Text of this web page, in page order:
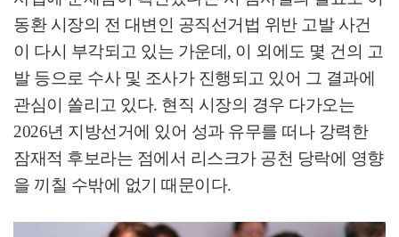
동환 시장의 전 대변인 공직선거법 위반 고발 사건
이 다시 부각되고 있는 가운데 , 이 외에도 몇 건의 고
발 등으로 수사 및 조사가 진행되고 있어 그 결과에
관심이 쏠리고 있다. 현직 시장의 경우 다가오는
2026년 지방선거에 있어 성과 유무를 떠나 강력한
잠재적 후보라는 점에서 리스크가 공천 당락에 영향
을 끼칠 수밖에 없기 때문이다.